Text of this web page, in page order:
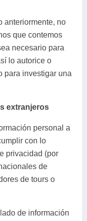
anteriormente, no
que contemos
necesario para
lo autorice o
para investigar una
extranjeros
personal a
con lo
privacidad (por
de
de tours o
de información